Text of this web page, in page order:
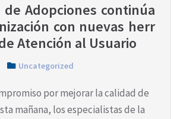
de Adopciones continúa
con nuevas herr
Atención al Usuario
Uncategorized
por mejorar la calidad de
mañana, los especialistas de la